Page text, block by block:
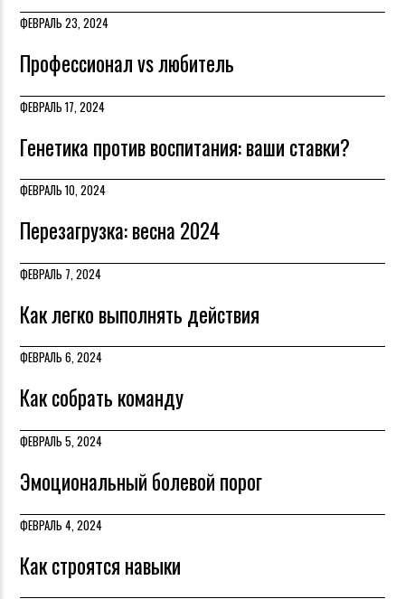
ФЕВРАЛЬ 23, 2024
Профессионал vs любитель
ФЕВРАЛЬ 17, 2024
Генетика против воспитания: ваши ставки?
ФЕВРАЛЬ 10, 2024
Перезагрузка: весна 2024
ФЕВРАЛЬ 7, 2024
Как легко выполнять действия
ФЕВРАЛЬ 6, 2024
Как собрать команду
ФЕВРАЛЬ 5, 2024
Эмоциональный болевой порог
ФЕВРАЛЬ 4, 2024
Как строятся навыки